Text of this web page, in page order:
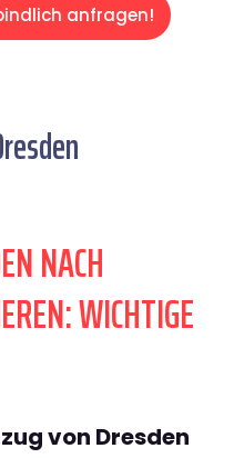
anfragen!
NACH
WICHTIGE
von Dresden